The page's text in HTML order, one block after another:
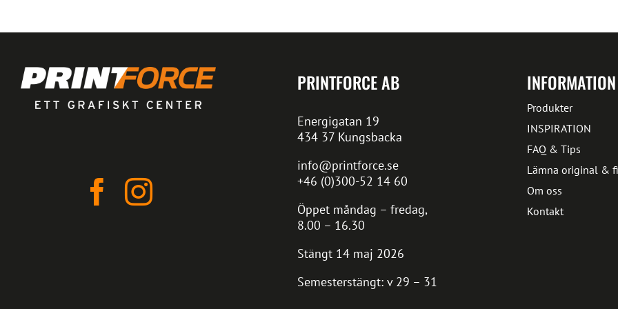
PRINTFORCE AB
Energigatan 19
434 37 Kungsbacka
info@printforce.se
+46 (0)300-52 14 60
Öppet måndag – fredag,
8.00 – 16.30
Stängt 14 maj 2026
Semesterstängt: v 29 – 31
INFORMATION
Produkter
INSPIRATION
FAQ & Tips
Lämna original &
Om oss
Kontakt